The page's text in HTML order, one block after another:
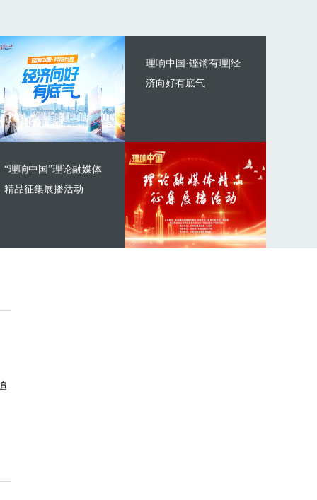
理响中国·铿锵有理|经
济向好有底气
“理响中国”理论融媒体
精品征集展播活动